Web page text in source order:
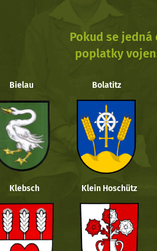
Pokud se
poplatky
Bielau Bolatitz
Klebsch Klein Hoschütz